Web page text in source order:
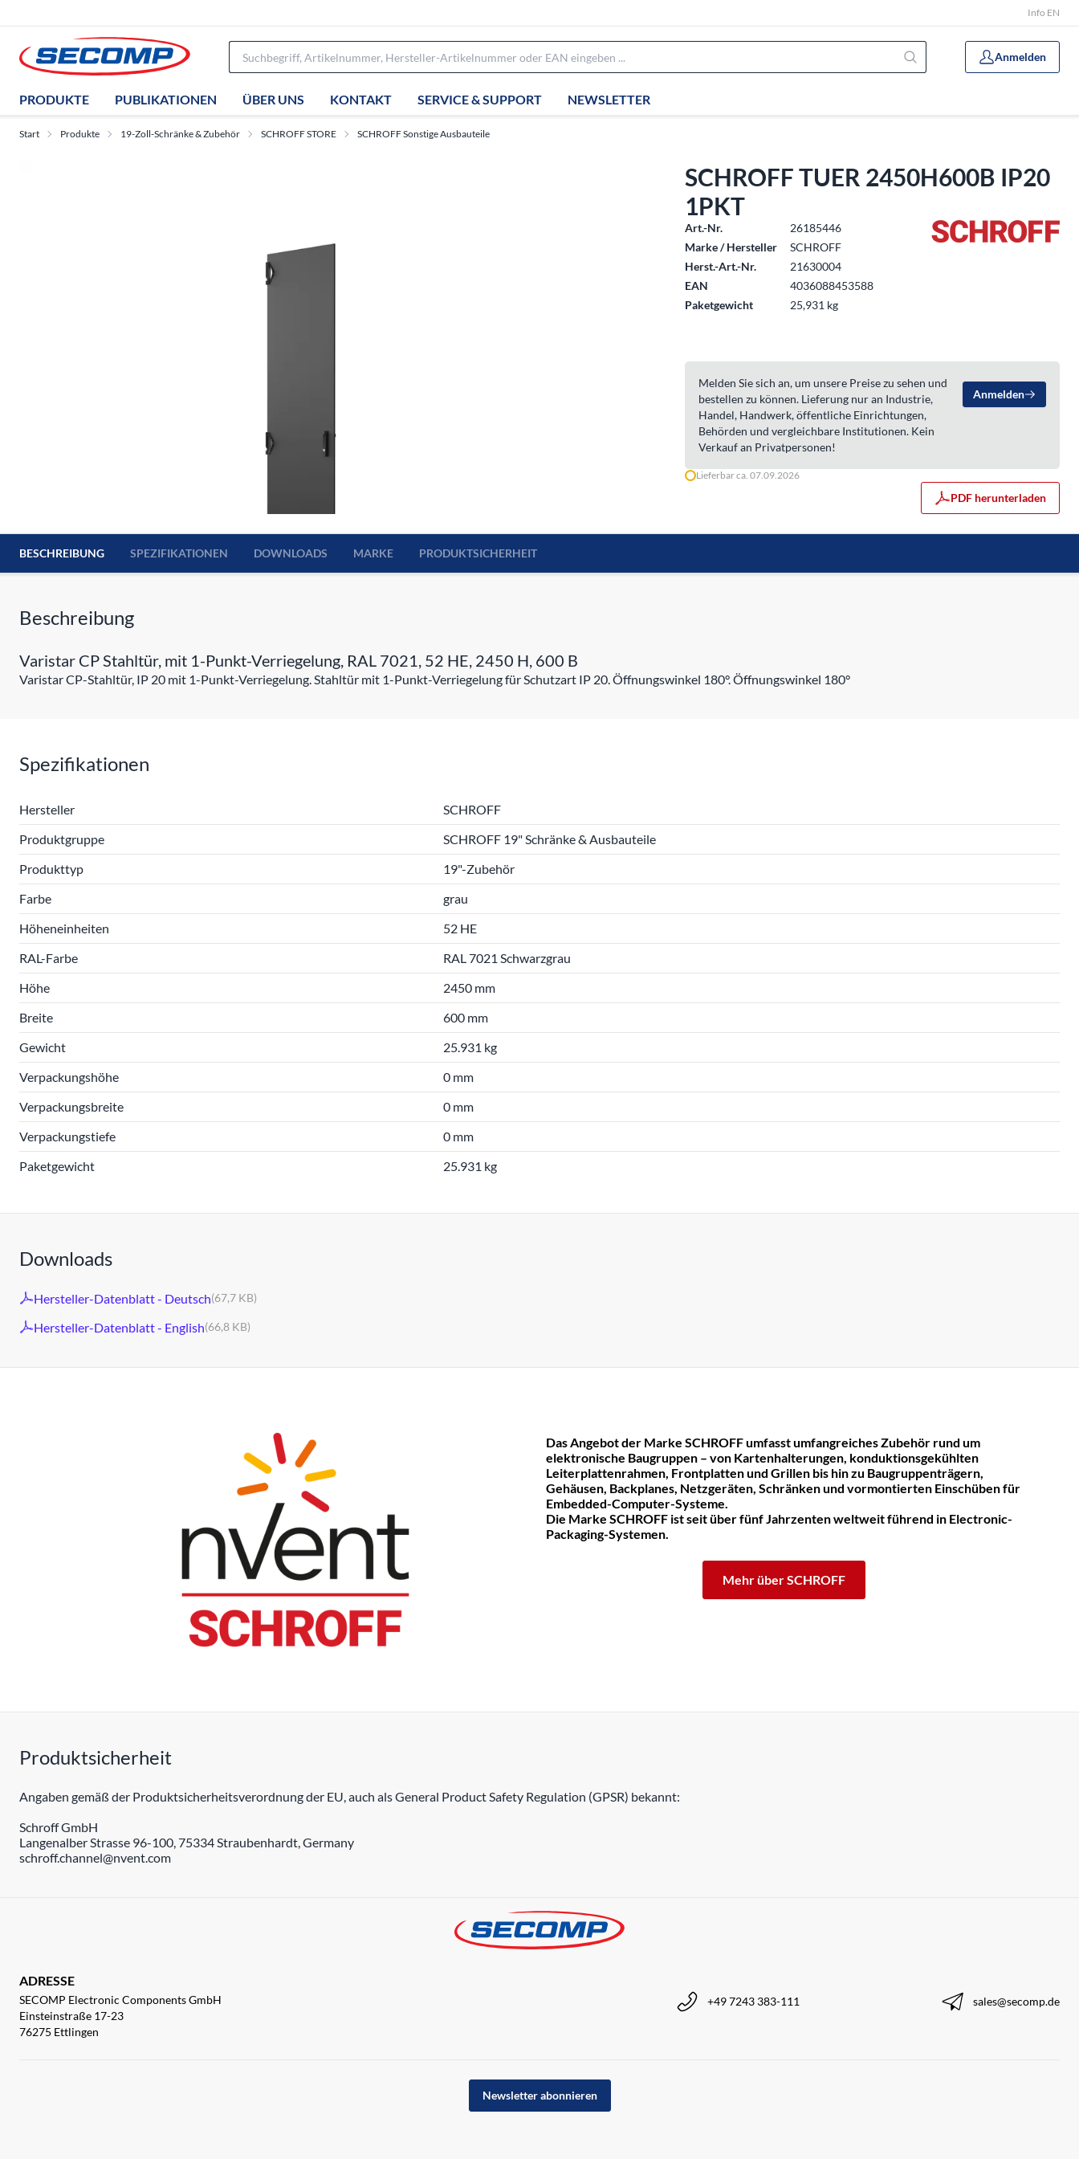
Info EN
Anmelden
PRODUKTE PUBLIKATIONEN ÜBER UNS KONTAKT SERVICE & SUPPORT NEWSLETTER
Start Produkte 19-Zoll-Schränke & Zubehör SCHROFF STORE SCHROFF Sonstige Ausbauteile
SCHROFF TUER 2450H600B IP20
1PKT
Art.-Nr.
26185446
Marke / Hersteller
SCHROFF
Herst.-Art.-Nr.
21630004
EAN
4036088453588
Paketgewicht
25,931 kg
Melden Sie sich an, um unsere Preise zu sehen und
bestellen zu können. Lieferung nur an Industrie,
Handel, Handwerk, öffentliche Einrichtungen,
Behörden und vergleichbare Institutionen. Kein
Verkauf an Privatpersonen!
Anmelden
Lieferbar ca. 07.09.2026
PDF herunterladen
BESCHREIBUNG SPEZIFIKATIONEN DOWNLOADS MARKE PRODUKTSICHERHEIT
Beschreibung
Varistar CP Stahltür, mit 1-Punkt-Verriegelung, RAL 7021, 52 HE, 2450 H, 600 B
Varistar CP-Stahltür, IP 20 mit 1-Punkt-Verriegelung. Stahltür mit 1-Punkt-Verriegelung für Schutzart IP 20. Öffnungswinkel 180°. Öffnungswinkel 180°
Spezifikationen
Hersteller
SCHROFF
Produktgruppe
SCHROFF 19" Schränke & Ausbauteile
Produkttyp
19"-Zubehör
Farbe
grau
Höheneinheiten
52 HE
RAL-Farbe
RAL 7021 Schwarzgrau
Höhe
2450 mm
Breite
600 mm
Gewicht
25.931 kg
Verpackungshöhe
0 mm
Verpackungsbreite
0 mm
Verpackungstiefe
0 mm
Paketgewicht
25.931 kg
Downloads
Hersteller-Datenblatt - Deutsch(67,7 KB)
Hersteller-Datenblatt - English(66,8 KB)
Das Angebot der Marke SCHROFF umfasst umfangreiches Zubehör rund um
elektronische Baugruppen – von Kartenhalterungen, konduktionsgekühlten
Leiterplattenrahmen, Frontplatten und Grillen bis hin zu Baugruppenträgern,
Gehäusen, Backplanes, Netzgeräten, Schränken und vormontierten Einschüben für
Embedded-Computer-Systeme.
Die Marke SCHROFF ist seit über fünf Jahrzenten weltweit führend in Electronic-
Packaging-Systemen.
Mehr über SCHROFF
Produktsicherheit
Angaben gemäß der Produktsicherheitsverordnung der EU, auch als General Product Safety Regulation (GPSR) bekannt:
Schroff GmbH
Langenalber Strasse 96-100, 75334 Straubenhardt, Germany
schroff.channel@nvent.com
ADRESSE
SECOMP Electronic Components GmbH
Einsteinstraße 17-23
76275 Ettlingen
+49 7243 383-111 sales@secomp.de
Newsletter abonnieren